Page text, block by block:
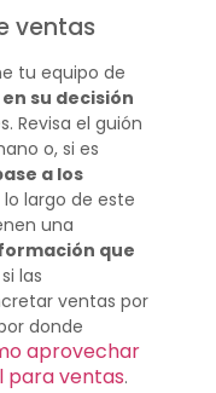
ventas
tu equipo de
su decisión
Revisa el guión
o, si es
a los
largo de este
una
que
las
ventas por
donde
aprovechar
para ventas.